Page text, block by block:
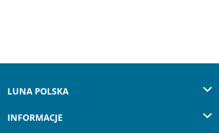
LUNA POLSKA
INFORMACJE